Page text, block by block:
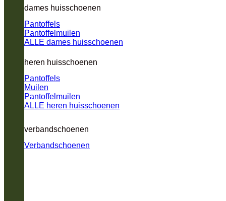
dames huisschoenen
Pantoffels
Pantoffelmuilen
ALLE dames huisschoenen
heren huisschoenen
Pantoffels
Muilen
Pantoffelmuilen
ALLE heren huisschoenen
verbandschoenen
Verbandschoenen